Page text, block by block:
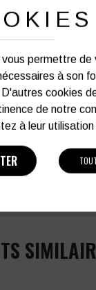
connait
afin
et de vos
Vous
permettre
à son
cookies
de notre
à leur